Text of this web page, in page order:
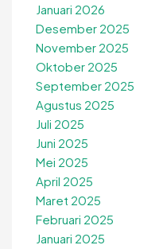
Januari 2026
Desember 2025
November 2025
Oktober 2025
September 2025
Agustus 2025
Juli 2025
Juni 2025
Mei 2025
April 2025
Maret 2025
Februari 2025
Januari 2025